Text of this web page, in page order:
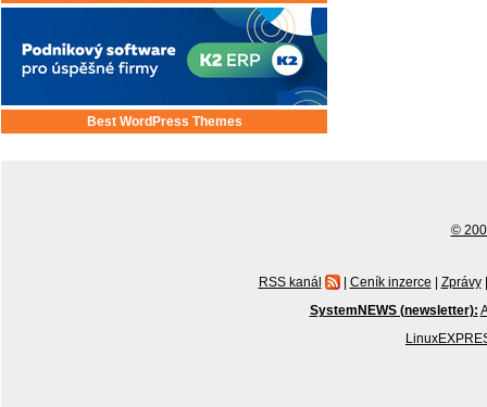
Best WordPress Themes
©
RSS kanál | Ceník inzerce | Zprávy |
SystemNEWS (newsletter):